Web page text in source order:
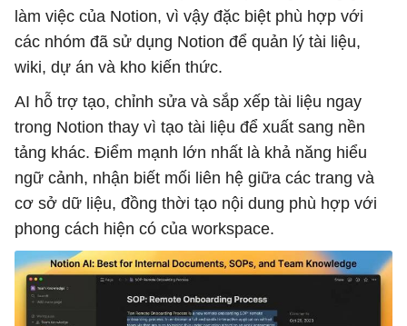
làm việc của Notion, vì vậy đặc biệt phù hợp với
các nhóm đã sử dụng Notion để quản lý tài liệu,
wiki, dự án và kho kiến thức.
AI hỗ trợ tạo, chỉnh sửa và sắp xếp tài liệu ngay
trong Notion thay vì tạo tài liệu để xuất sang nền
tảng khác. Điểm mạnh lớn nhất là khả năng hiểu
ngữ cảnh, nhận biết mối liên hệ giữa các trang và
cơ sở dữ liệu, đồng thời tạo nội dung phù hợp với
phong cách hiện có của workspace.